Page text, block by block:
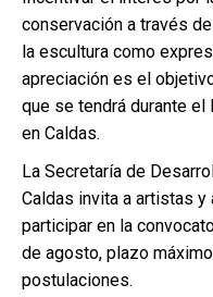
conservación a través
la escultura como
apreciación es el
que se tendrá durante
en Caldas.
La Secretaría de
Caldas invita a artistas
participar en la
de agosto, plazo
postulaciones.